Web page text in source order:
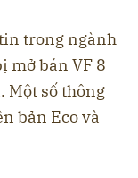
trong ngành
mở bán VF 8
Một số thông
bản Eco và